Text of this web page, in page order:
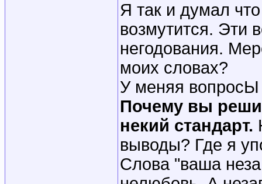
Я так и думал
возмутится. Эти
негодования.
моих словах?
У меняя вопросЫ
Почему вы
некий стандарт.
выводы? Где я
Слова "ваша